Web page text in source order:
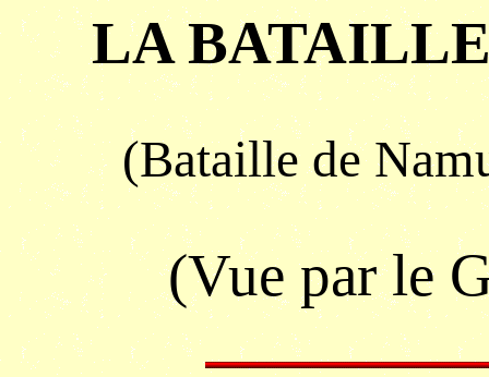
LA
(Bataille de
(Vue par le